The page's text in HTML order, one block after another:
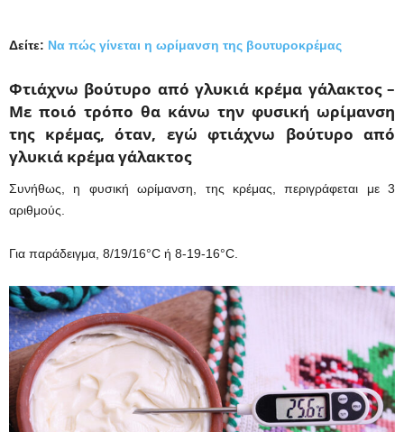
Δείτε: Να πώς γίνεται η ωρίμανση της βουτυροκρέμας
Φτιάχνω βούτυρο από γλυκιά κρέμα γάλακτος –
Με ποιό τρόπο θα κάνω την φυσική ωρίμανση
της κρέμας, όταν, εγώ φτιάχνω βούτυρο από
γλυκιά κρέμα γάλακτος
Συνήθως, η φυσική ωρίμανση, της κρέμας, περιγράφεται με 3
αριθμούς.
Για παράδειγμα, 8/19/16°C ή 8-19-16°C.